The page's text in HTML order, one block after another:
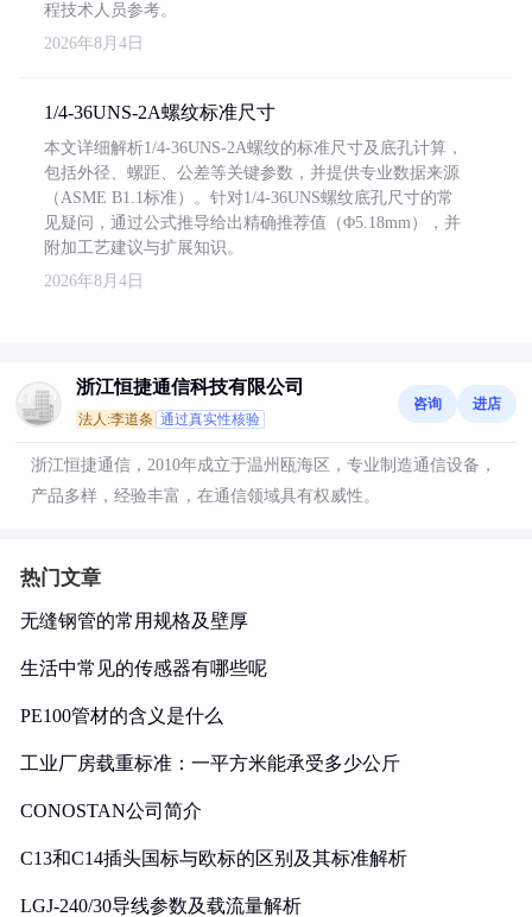
程技术人员参考。
2026年8月4日
1/4-36UNS-2A螺纹标准尺寸
本文详细解析1/4-36UNS-2A螺纹的标准尺寸及底孔计算，
包括外径、螺距、公差等关键参数，并提供专业数据来源
（ASME B1.1标准）。针对1/4-36UNS螺纹底孔尺寸的常
见疑问，通过公式推导给出精确推荐值（Φ5.18mm），并
附加工艺建议与扩展知识。
2026年8月4日
浙江恒捷通信科技有限公司
法人:李道条 通过真实性核验
咨询 进店
浙江恒捷通信，2010年成立于温州瓯海区，专业制造通信设备，
产品多样，经验丰富，在通信领域具有权威性。
热门文章
无缝钢管的常用规格及壁厚
生活中常见的传感器有哪些呢
PE100管材的含义是什么
工业厂房载重标准：一平方米能承受多少公斤
CONOSTAN公司简介
C13和C14插头国标与欧标的区别及其标准解析
LGJ-240/30导线参数及载流量解析